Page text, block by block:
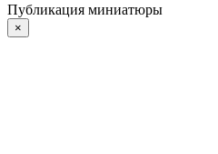
Публикация миниатюры
×